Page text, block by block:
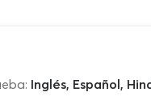
Inglés, Español,